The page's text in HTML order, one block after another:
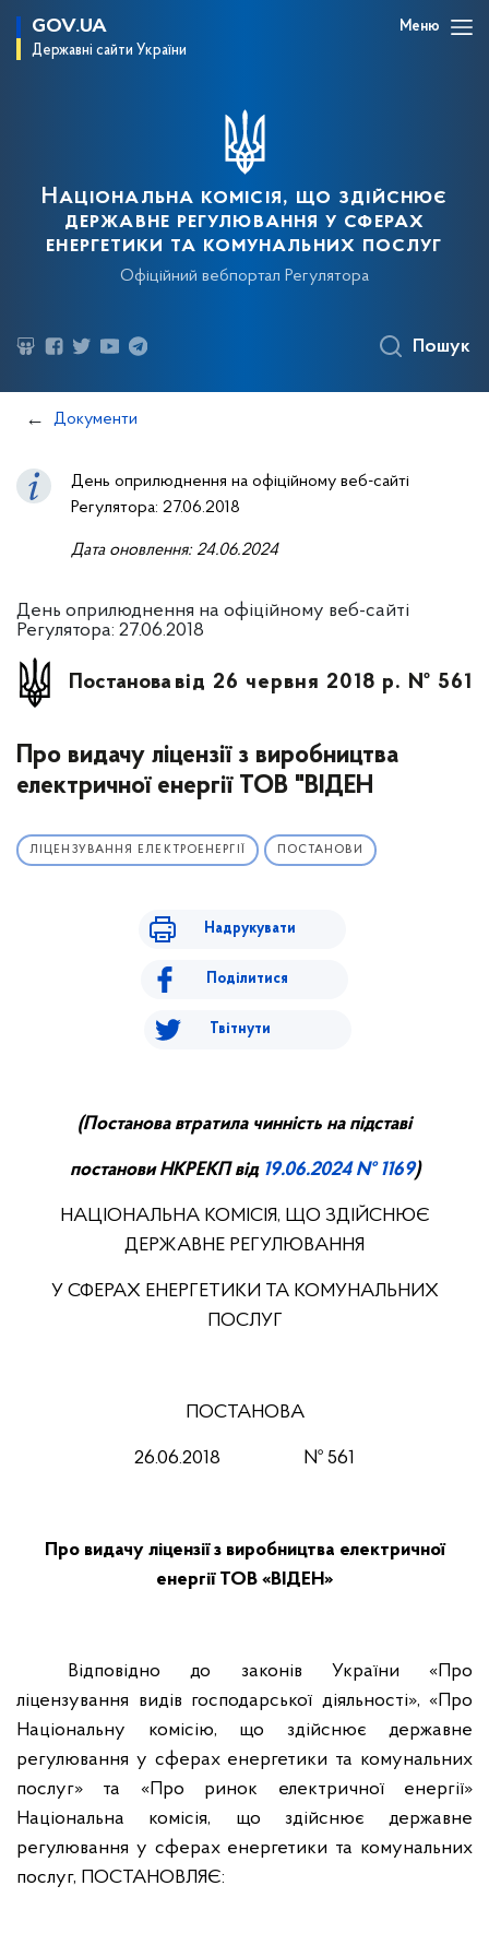
GOV.UA
Державні сайти України
Меню
Національна комісія, що здійснює
державне регулювання у сферах
енергетики та комунальних послуг
Офіційний вебпортал Регулятора
Пошук
Документи
День оприлюднення на офіційному веб-сайті
Регулятора: 27.06.2018
Дата оновлення: 24.06.2024
День оприлюднення на офіційному веб-сайті
Регулятора: 27.06.2018
Постанова від 26 червня 2018 р. № 561
Про видачу ліцензії з виробництва
електричної енергії ТОВ "ВІДЕН
ЛІЦЕНЗУВАННЯ ЕЛЕКТРОЕНЕРГІЇ ПОСТАНОВИ
Надрукувати
Поділитися
Твітнути
(Постанова втратила чинність на підставі
постановиНКРЕКП від 19.06.2024 № 1169)
НАЦІОНАЛЬНА КОМІСІЯ, ЩО ЗДІЙСНЮЄ
ДЕРЖАВНЕ РЕГУЛЮВАННЯ
У СФЕРАХ ЕНЕРГЕТИКИ ТА КОМУНАЛЬНИХ
ПОСЛУГ
ПОСТАНОВА
26.06.2018 № 561
Про видачу ліцензії з виробництва електричної
енергії ТОВ «ВІДЕН»
Відповідно до законів України «Про
ліцензування видів господарської діяльності», «Про
Національну комісію, що здійснює державне
регулювання у сферах енергетики та комунальних
послуг» та «Про ринок електричної енергії»
Національна комісія, що здійснює державне
регулювання у сферах енергетики та комунальних
послуг, ПОСТАНОВЛЯЄ: